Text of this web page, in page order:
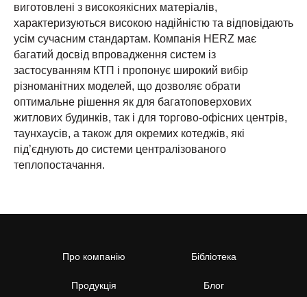
виготовлені з високоякісних матеріалів,
характеризуються високою надійністю та відповідають
усім сучасним стандартам. Компанія HERZ має
багатий досвід впровадження систем із
застосуванням КТП і пропонує широкий вибір
різноманітних моделей, що дозволяє обрати
оптимальне рішення як для багатоповерхових
житлових будинків, так і для торгово-офісних центрів,
таунхаусів, а також для окремих котеджів, які
під’єднують до системи централізованого
теплопостачання.
Про компанію
Продукція
Бібліотека
Блог